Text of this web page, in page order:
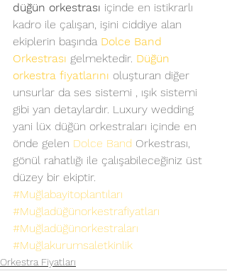
düğün orkestrası içinde en istikrarlı
kadro ile çalışan, işini ciddiye alan
ekiplerin başında Dolce Band
Orkestrası gelmektedir. Düğün
orkestra fiyatlarını oluşturan diğer
unsurlar da ses sistemi , ışık sistemi
gibi yan detaylardır. Luxury wedding
yani lüx düğün orkestraları içinde en
önde gelen Dolce Band Orkestrası,
gönül rahatlığı ile çalışabileceğiniz üst
düzey bir ekiptir.
#Muğlabayitoplantıları
#Muğladüğünorkestrafiyatları
#Muğladüğünorkestraları
#Muğlakurumsaletkinlik
Orkestra Fiyatları